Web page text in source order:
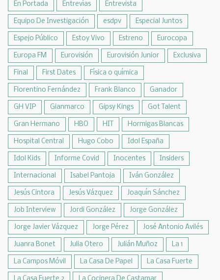
En Portada Entrevías Entrevista
Equipo De Investigación esdpv Especial Juntos
Espejo Público Estoy Vivo Estreno Eurocopa
Europa FM Eurovisión Eurovisión Junior Exclusiva
Final First Dates Física o química
Florentino Fernández Frank Blanco Ganador
GH VIP Gianmarco Gipsy Kings Got Talent
Gran Hermano HBO HIT Hormigas Blancas
Hospital Central Hugo Cobo Idol España
Idol Kids Informe Covid Inocentes Insiders
Internacional Isabel Pantoja Iván González
Jesús Cintora Jesús Vázquez Joaquín Sánchez
Job Interview Jordi González Jorge González
Jorge Javier Vázquez Jorge Pérez José Antonio Avilés
Juanra Bonet Julia Otero Julián Muñoz La 1
La Campos Móvil La Casa De Papel La Casa Fuerte